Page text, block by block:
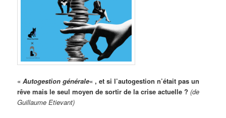
«Autogestion générale« , et si l’autogestion n’était pas un
rêve mais le seul moyen de sortir de la crise actuelle ? (de
Guillaume Etievant)